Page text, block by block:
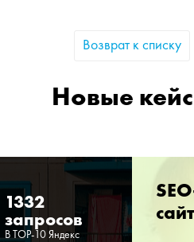
Возврат к списку
Новые
1332
запросов
В ТОР-10 Яндекс